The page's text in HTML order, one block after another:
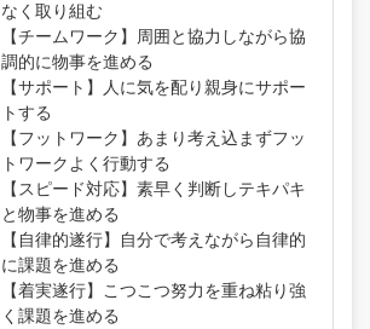
なく取り組む
【チームワーク】周囲と協力しながら協
調的に物事を進める
【サポート】人に気を配り親身にサポー
トする
【フットワーク】あまり考え込まずフッ
トワークよく行動する
【スピード対応】素早く判断しテキパキ
と物事を進める
【自律的遂行】自分で考えながら自律的
に課題を進める
【着実遂行】こつこつ努力を重ね粘り強
く課題を進める